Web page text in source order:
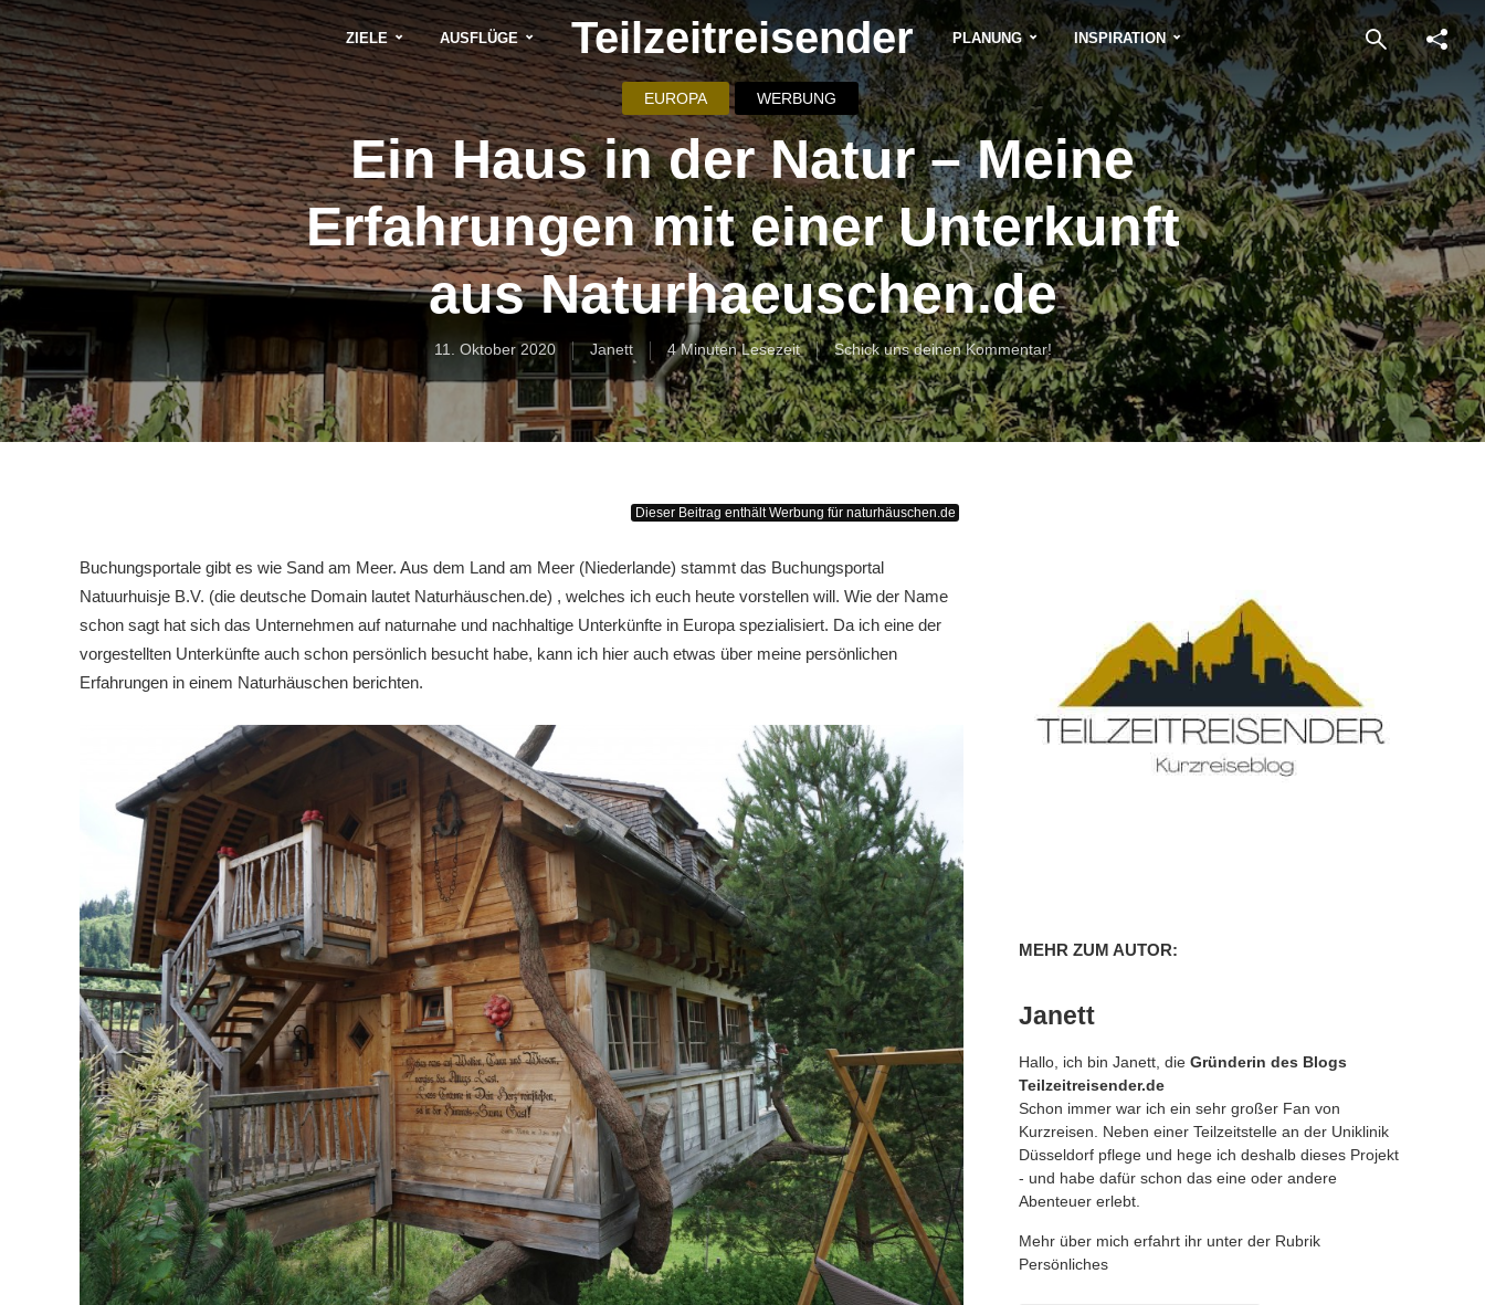
ZIELE AUSFLÜGE Teilzeitreisender PLANUNG INSPIRATION
EUROPA WERBUNG
Ein Haus in der Natur – Meine
Erfahrungen mit einer Unterkunft
aus Naturhaeuschen.de
11. Oktober 2020 Janett 4 Minuten Lesezeit Schick uns deinen Kommentar!
Dieser Beitrag enthält Werbung für naturhäuschen.de
Buchungsportale gibt es wie Sand am Meer. Aus dem Land am Meer (Niederlande) stammt das Buchungsportal
Natuurhuisje B.V. (die deutsche Domain lautet Naturhäuschen.de) , welches ich euch heute vorstellen will. Wie der Name
schon sagt hat sich das Unternehmen auf naturnahe und nachhaltige Unterkünfte in Europa spezialisiert. Da ich eine der
vorgestellten Unterkünfte auch schon persönlich besucht habe, kann ich hier auch etwas über meine persönlichen
Erfahrungen in einem Naturhäuschen berichten.
MEHR ZUM AUTOR:
Janett
Hallo, ich bin Janett, die Gründerin des Blogs
Teilzeitreisender.de
Schon immer war ich ein sehr großer Fan von
Kurzreisen. Neben einer Teilzeitstelle an der Uniklinik
Düsseldorf pflege und hege ich deshalb dieses Projekt
- und habe dafür schon das eine oder andere
Abenteuer erlebt.
Mehr über mich erfahrt ihr unter der Rubrik
Persönliches